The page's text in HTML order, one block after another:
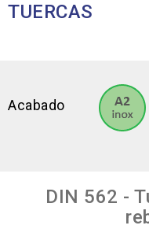
TUERCAS
Acabado
DIN 562 -